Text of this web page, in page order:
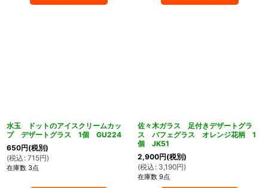
水玉 ドットのアイスクリームカッ
プ デザートグラス 1個 GU224
650円(税別)
(税込 : 715円)
在庫数 3点
佐々木ガラス 足付きデザートグラ
ス パフェグラス オレンジ花柄 1
個 JK51
2,900円(税別)
(税込 : 3,190円)
在庫数 9点